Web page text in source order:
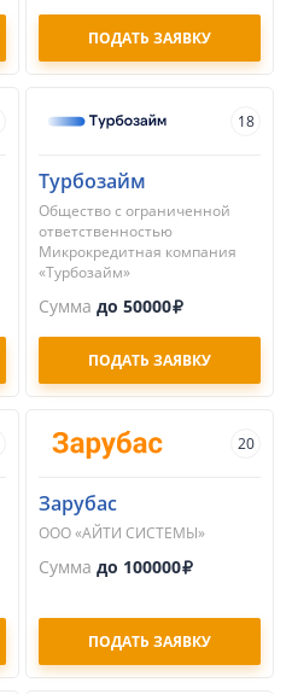
ПОДАТЬ ЗАЯВКУ
18
Турбозайм
Общество с ограниченной
ответственностью
Микрокредитная компания
«Турбозайм»
Сумма до 50000
ПОДАТЬ ЗАЯВКУ
20
Зарубас
ООО «АЙТИ СИСТЕМЫ»
Сумма до 100000
ПОДАТЬ ЗАЯВКУ